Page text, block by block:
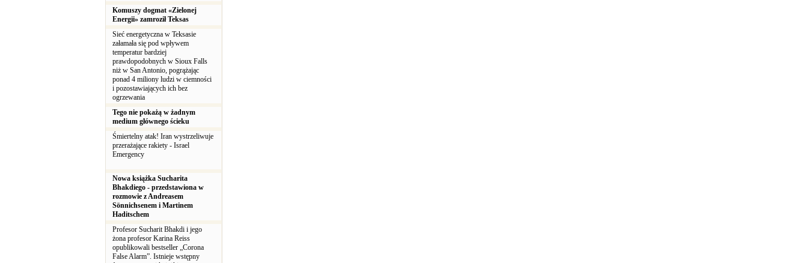
Komuszy dogmat «Zielonej
Energii» zamroził Teksas
Sieć energetyczna w Teksasie
załamała się pod wpływem
temperatur bardziej
prawdopodobnych w Sioux Falls
niż w San Antonio, pogrążając
ponad 4 miliony ludzi w ciemności
i pozostawiających ich bez
ogrzewania
Tego nie pokażą w żadnym
medium głównego ścieku
Śmiertelny atak! Iran wystrzeliwuje
przerażające rakiety - Israel
Emergency
Nowa książka Sucharita
Bhakdiego - przedstawiona w
rozmowie z Andreasem
Sönnichsenem i Martinem
Haditschem
Profesor Sucharit Bhakdi i jego
żona profesor Karina Reiss
opublikowali bestseller „Corona
False Alarm”. Istnieje wstępny